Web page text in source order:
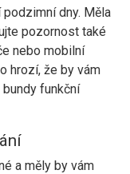
podzimní dny. Měla
pozornost také
nebo mobilní
hrozí, že by vám
funkční
a měly by vám